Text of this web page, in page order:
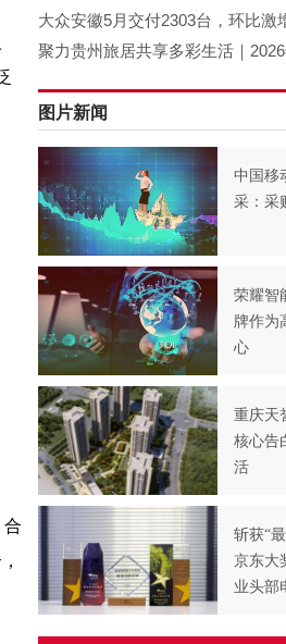
合
周讲堂，解读“十五五”汽
大众安徽5月交付2303台，环比激
聚力贵州旅居共享多彩生活｜
图片新闻
中国移
采：采
荣耀智
牌作为
心
重庆天
核心告
活
斩获“
京东大
业头部